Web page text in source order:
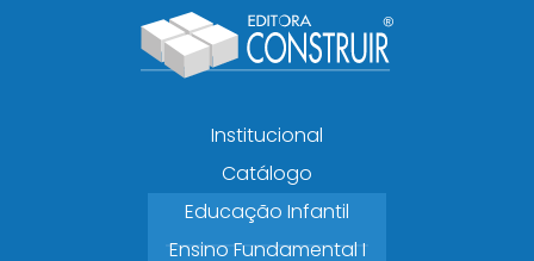
Institucional
Catálogo
Educação Infantil
Ensino Fundamental I